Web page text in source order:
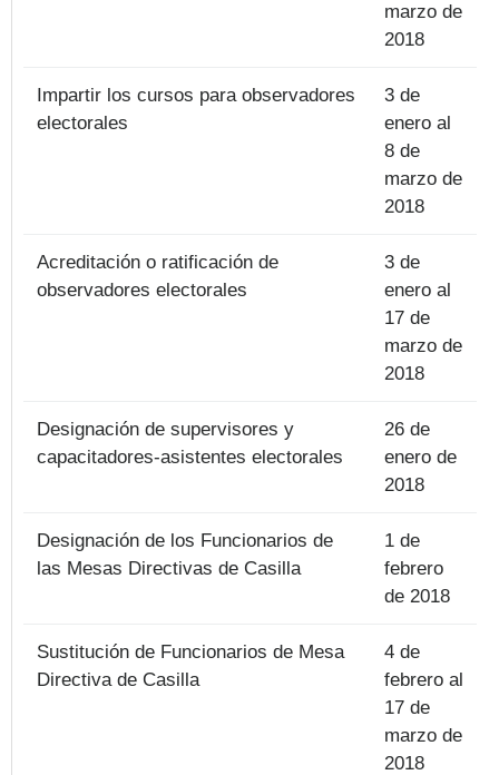
marzo de
2018
Impartir los cursos para observadores
electorales
3 de
enero al
8 de
marzo de
2018
Acreditación o ratificación de
observadores electorales
3 de
enero al
17 de
marzo de
2018
Designación de supervisores y
capacitadores-asistentes electorales
26 de
enero de
2018
Designación de los Funcionarios de
las Mesas Directivas de Casilla
1 de
febrero
de 2018
Sustitución de Funcionarios de Mesa
Directiva de Casilla
4 de
febrero al
17 de
marzo de
2018